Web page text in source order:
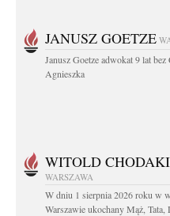
JANUSZ GOETZE
Janusz Goetze adwokat 9 lat bez
Agnieszka
WITOLD
WARSZAWA
W dniu 1 sierpnia 2026 roku w
Warszawie ukochany Mąż, Tata,